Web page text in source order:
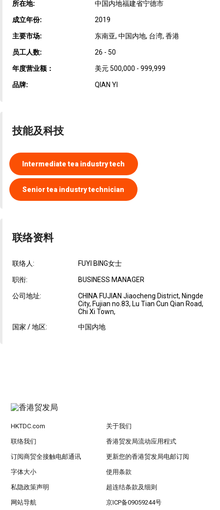
所在地: 中国内地福建省宁德市
成立年份: 2019
主要市场: 东南亚, 中国内地, 台湾, 香港
员工人数: 26 - 50
年度营业额： 美元 500,000 - 999,999
品牌: QIAN YI
技能及科技
Intermediate tea industry tech
Senior tea industry technician
联络资料
联络人: FUYI BING女士
职衔: BUSINESS MANAGER
公司地址:
CHINA FUJIAN Jiaocheng District, Ningde
City, Fujian no.83, Lu Tian Cun Qian Road,
Chi Xi Town,
国家 / 地区:
中国内地
HKTDC.com 关于我们
联络我们 香港贸发局流动应用程式
订阅商贸全接触电邮通讯 更新您的香港贸发局电邮订阅
字体大小 使用条款
私隐政策声明 超连结条款及细则
网站导航 京ICP备09059244号